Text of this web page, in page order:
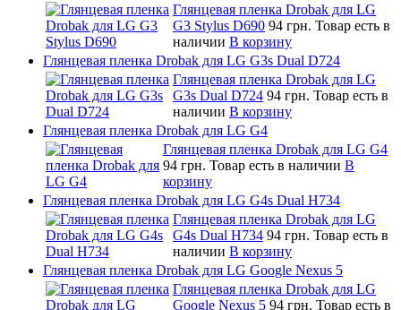
Глянцевая пленка Drobak для LG
G3 Stylus D690 94 грн. Товар есть в
наличии В корзину
Глянцевая пленка Drobak для LG G3s Dual D724
Глянцевая пленка Drobak для LG
G3s Dual D724 94 грн. Товар есть в
наличии В корзину
Глянцевая пленка Drobak для LG G4
Глянцевая пленка Drobak для LG G4
94 грн. Товар есть в наличии В
корзину
Глянцевая пленка Drobak для LG G4s Dual H734
Глянцевая пленка Drobak для LG
G4s Dual H734 94 грн. Товар есть в
наличии В корзину
Глянцевая пленка Drobak для LG Google Nexus 5
Глянцевая пленка Drobak для LG
Google Nexus 5 94 грн. Товар есть в